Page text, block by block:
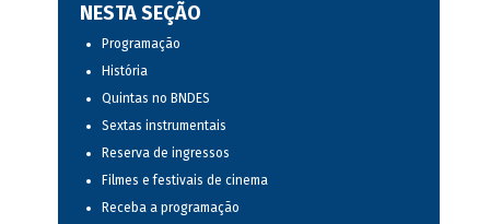
NESTA SEÇÃO
Programação
História
Quintas no BNDES
Sextas instrumentais
Reserva de ingressos
Filmes e festivais de cinema
Receba a programação